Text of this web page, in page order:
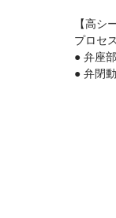
【高シ
プロセ
● 弁座
● 弁閉